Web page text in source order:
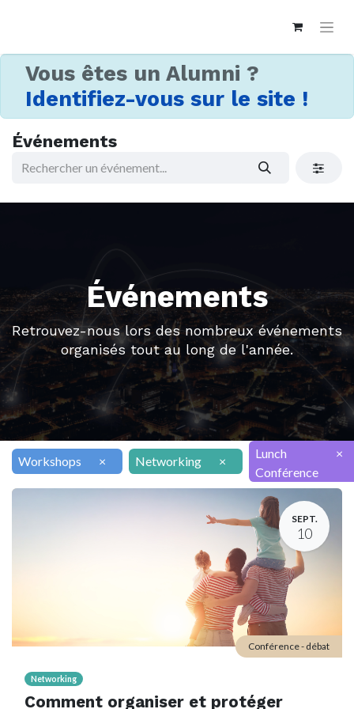
Vous êtes un Alumni ?
Identifiez-vous sur le site !
Événements
Événements
Retrouvez-nous lors des nombreux événements
organisés tout au long de l'année.
Workshops × Networking ×
Lunch
Conférence
×
SEPT.
10
Networking
Comment organiser et protéger
Conférence - débat